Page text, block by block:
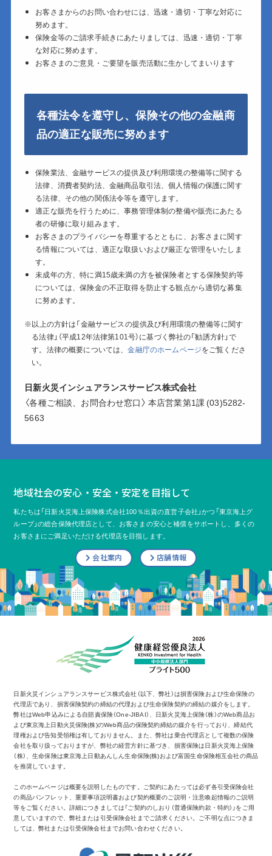
お客さまからのお問い合わせには、迅速・適切・丁寧な対応に
努めます。
保険金等のご請求手続きにあたりましては、迅速・適切・丁寧
な対応に努めます。
お客さまのご意見・ご要望を販売活動に生かしてまいります
各種法令を遵守し、保険その他の金融商
品の適正な販売に努めます
保険業法、金融サービスの提供及び利用環境の整備等に関する
法律、消費者契約法、金融商品取引法、個人情報の保護に関す
る法律、その他の関係法令等を遵守します。
適正な販売を行うために、事務管理体制の整備や販売にあたる
者の研修に取り組みます。
お客さまのプライバシーを尊重するとともに、お客さまに関す
る情報については、適正な取扱いおよび厳正な管理をいたしま
す。
未成年の方、特に満15歳未満の方を被保険者とする保険契約等
については、保険金の不正取得を防止する観点から適切な募集
に努めます。
※以上の方針は「金融サービスの提供及び利用環境の整備等に関す
る法律」（平成12年法律第101号）に基づく弊社の「勧誘方針」で
す。法律の概要については、金融庁のホームページをご覧くださ
い。
日新火災インシュアランスサービス株式会社
〈各種ご相談、お問合わせ窓口〉 本店営業第1課 (03)5282-
5663
地域社会の安心・安全・安定を目指して
私たちは「日新火災海上保険株式会社100％出資の直営子会社」かつ「東京海上グ
ループ」の総合保険代理店として、 お客さまの安心と補償をサポートし、多くの
お客さまにご満足いただける代理店を目指します。
会社案内 店舗情報
日新火災インシュアランスサービス株式会社（以下、弊社）は損害保険および生命保険の
代理店であり、損害保険契約の締結の代理および生命保険契約の締結の媒介をします。
弊社はWeb申込みによる自賠責保険（One-JIBAI）、日新火災海上保険（株）のWeb商品お
よび東京海上日動火災保険(株)のWeb商品の保険契約締結の媒介を行っており、締結代
理権および告知受領権は有しておりません。また、弊社は乗合代理店として複数の保険
会社を取り扱っておりますが、弊社の経営方針に基づき、損害保険は日新火災海上保険
（株）、生命保険は東京海上日動あんしん生命保険(株)および富国生命保険相互会社の商品
を推奨しています。
このホームページは概要を説明したものです。ご契約にあたっては必ず各引受保険会社
の商品パンフレット、重要事項説明書および契約概要のご説明・注意喚起情報のご説明
等をご覧ください。詳細につきましては「ご契約のしおり（普通保険約款・特約）」をご用
意していますので、弊社または引受保険会社までご請求ください。ご不明な点につきま
しては、弊社または引受保険会社までお問い合わせください。